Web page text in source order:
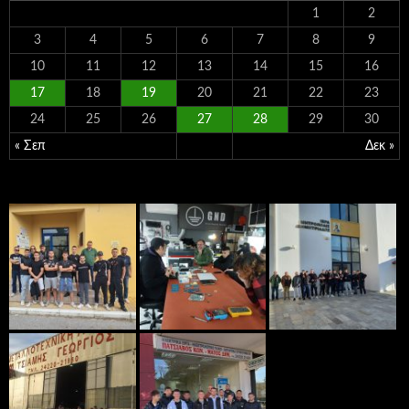
« Σεπ Δεκ »
1 2
3 4 5 6 7 8 9
10 11 12 13 14 15 16
17 18 19 20 21 22 23
24 25 26 27 28 29 30